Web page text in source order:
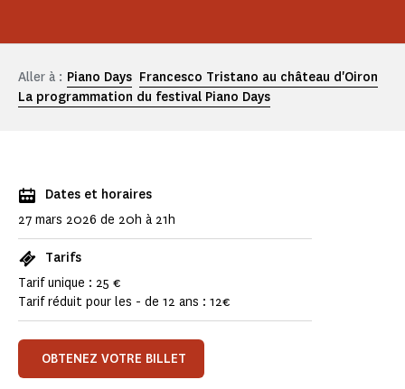
Aller à : Piano Days Francesco Tristano au château d'Oiron
La programmation du festival Piano Days
Dates et horaires
27 mars 2026 de 20h à 21h
Tarifs
Tarif unique : 25 €
Tarif réduit pour les - de 12 ans : 12€
OBTENEZ VOTRE BILLET